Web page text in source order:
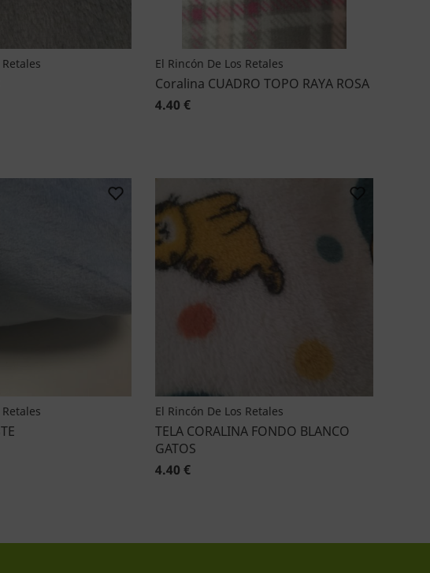
El Rincón De Los Retales
Coralina CUADRO TOPO RAYA ROSA
4.40 €
El Rincón De Los Retales
TELA CORALINA FONDO BLANCO
GATOS
4.40 €